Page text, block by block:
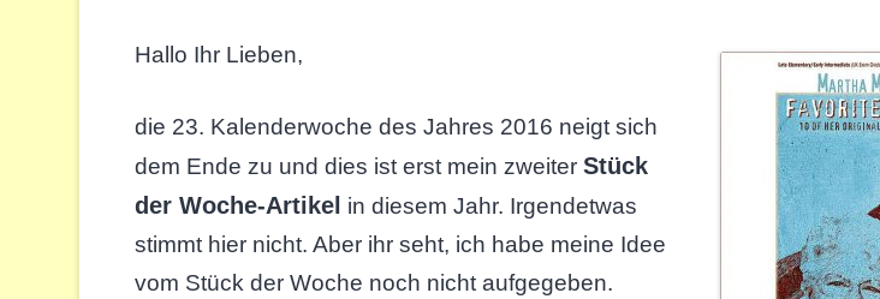
Hallo Ihr Lieben,
die 23. Kalenderwoche des Jahres 2016 neigt sich
dem Ende zu und dies ist erst mein zweiterStück
der Woche-Artikel in diesem Jahr. Irgendetwas
stimmt hier nicht. Aber ihr seht, ich habe meine Idee
vom Stück der Woche noch nicht aufgegeben.